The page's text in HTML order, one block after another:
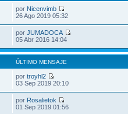
por Nicenvimb
26 Ago 2019 05:32
porJUMADOCA
05 Abr 2016 14:04
ÚLTIMO MENSAJE
portroyhl2
03 Sep 2019 20:10
por Rosalietok
01 Sep 2019 01:56